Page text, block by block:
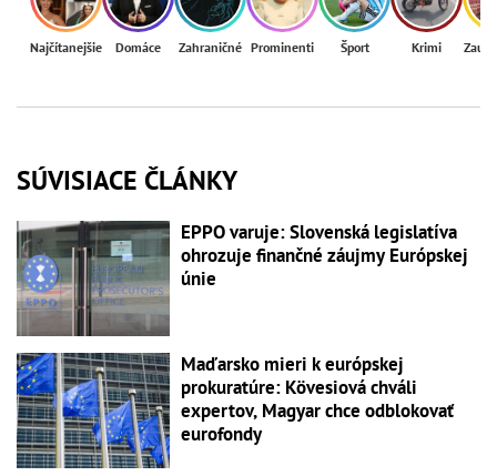
Najčítanejšie Domáce Zahraničné Prominenti Šport Krimi
SÚVISIACE ČLÁNKY
EPPO varuje: Slovenská legislatíva
ohrozuje finančné záujmy Európskej
únie
Maďarsko mieri k európskej
prokuratúre: Kövesiová chváli
expertov, Magyar chce odblokovať
eurofondy